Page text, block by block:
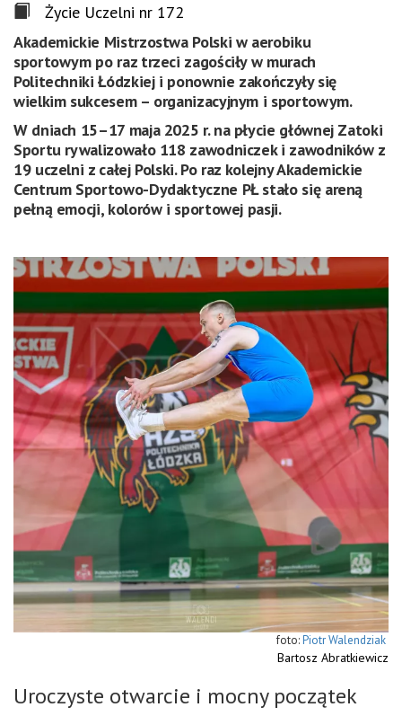
Życie Uczelni nr 172
Akademickie Mistrzostwa Polski w aerobiku
sportowym po raz trzeci zagościły w murach
Politechniki Łódzkiej i ponownie zakończyły się
wielkim sukcesem – organizacyjnym i sportowym.
W dniach 15–17 maja 2025 r. na płycie głównej Zatoki
Sportu rywalizowało 118 zawodniczek i zawodników z
19 uczelni z całej Polski. Po raz kolejny Akademickie
Centrum Sportowo-Dydaktyczne PŁ stało się areną
pełną emocji, kolorów i sportowej pasji.
Piotr Walendziak
Bartosz Abratkiewicz
Uroczyste otwarcie i mocny początek